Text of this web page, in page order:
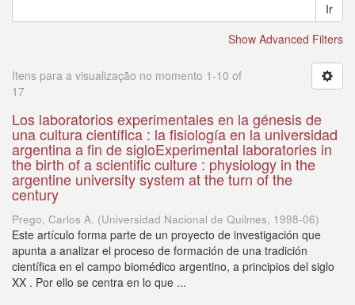
Ir
Show Advanced Filters
Itens para a visualização no momento 1-10 of
17
Los laboratorios experimentales en la génesis de
una cultura científica : la fisiología en la universidad
argentina a fin de sigloExperimental laboratories in
the birth of a scientific culture : physiology in the
argentine university system at the turn of the
century
Prego, Carlos A. (Universidad Nacional de Quilmes, 1998-06)
Este artículo forma parte de un proyecto de investigación que
apunta a analizar el proceso de formación de una tradición
científica en el campo biomédico argentino, a principios del siglo
XX . Por ello se centra en lo que ...